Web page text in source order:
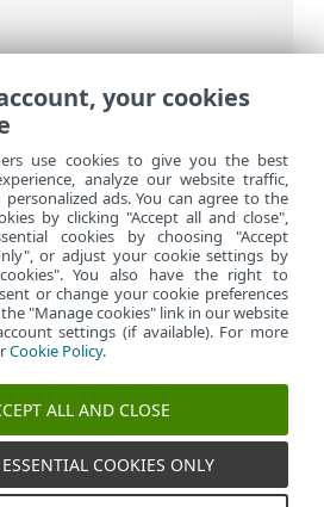
>ESET 관리 콘솔 서버 검
드
기
your cookies
use cookies to give you the best
analyze our website traffic,
ads. You can agree to the
by clicking "Accept all and close",
cookies by choosing "Accept
or adjust your cookie settings by
You also have the right to
or change your cookie preferences
"Manage cookies" link in our website
settings (if available). For more
Cookie Policy.
ALL AND CLOSE
COOKIES ONLY